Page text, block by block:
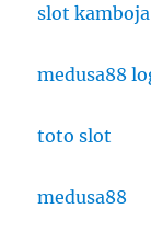
slot kamboja
medusa88
toto slot
medusa88